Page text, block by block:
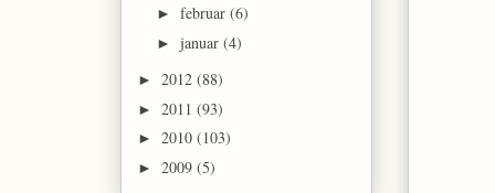
►februar(6)
►januar(4)
►2012(88)
►2011(93)
►2010(103)
►2009(5)